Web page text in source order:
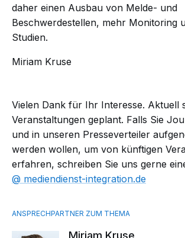
daher einen Ausbau von Melde- und
Beschwerdestellen, mehr Monitoring
Studien.
Miriam Kruse
Vielen Dank für Ihr Interesse. Aktuell
Veranstaltungen geplant. Falls Sie
und in unseren Presseverteiler
werden wollen, um von künftigen
erfahren, schreiben Sie uns gerne
mediendienst-integration.de
Miriam Kruse